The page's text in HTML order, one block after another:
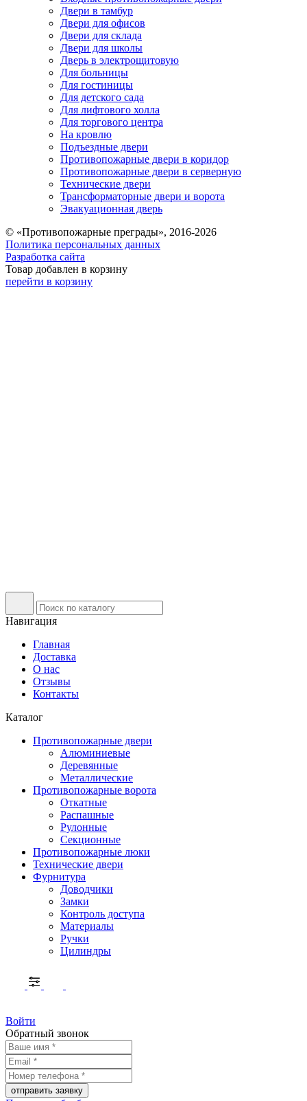
Двери в тамбур
Двери для офисов
Двери для склада
Двери для школы
Дверь в электрощитовую
Для больницы
Для гостиницы
Для детского сада
Для лифтового холла
Для торгового центра
На кровлю
Подъездные двери
Противопожарные двери в коридор
Противопожарные двери в серверную
Технические двери
Трансформаторные двери и ворота
Эвакуационная дверь
© «Противопожарные преграды», 2016-2026
Политика персональных данных
Разработка сайта
Товар добавлен в корзину
перейти в корзину
Навигация
Главная
Доставка
О нас
Отзывы
Контакты
Каталог
Противопожарные двери
Алюминиевые
Деревянные
Металлические
Противопожарные ворота
Откатные
Распашные
Рулонные
Секционные
Противопожарные люки
Технические двери
Фурнитура
Доводчики
Замки
Контроль доступа
Материалы
Ручки
Цилиндры
Войти
Обратный звонок